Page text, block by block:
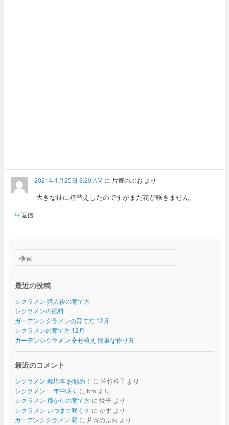
2021年1月25日 8:29 AM に 片寄のぶお より
大きな鉢に植替えしたのですがまだ花が咲きません。
返信
最近の投稿
シクラメン 購入後の育て方
シクラメンの肥料
ガーデンシクラメンの育て方 12月
シクラメンの育て方 12月
ガーデンシクラメン 寄せ植え 簡単な作り方
最近のコメント
シクラメン 栽培本 お勧め！ に 佐竹祥子より
シクラメン 一年中咲く に bmより
シクラメン 種からの育て方に 悦子より
シクラメン いつまで咲く？ に かずより
ガーデンシクラメン 霜に 片寄のぶお より